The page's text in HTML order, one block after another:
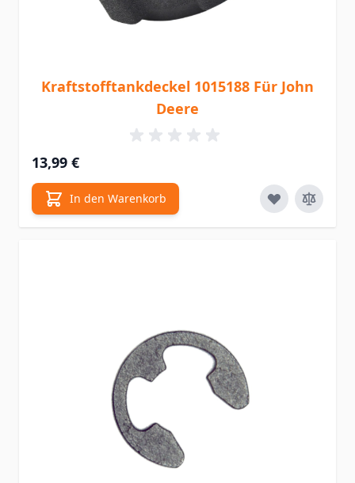
Kraftstofftankdeckel 1015188 Für John
Deere
13,99 €
In den Warenkorb